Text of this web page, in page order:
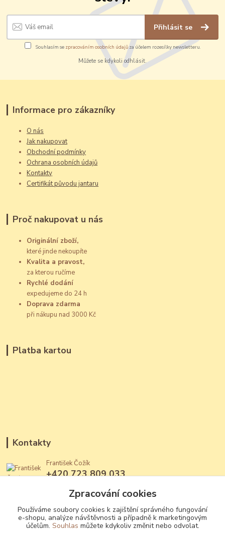
Přihlásit se
Souhlasím se zpracováním osobních údajůza účelem rozesílky newsletteru.
Můžete se kdykoli odhlásit.
Informace pro zákazníky
O nás
Jak nakupovat
Obchodní podmínky
Ochrana osobních údajů
Kontakty
Certifikát původu jantaru
Proč nakupovat u nás
Originální zboží,
které jinde nekoupíte
Kvalita a pravost,
za kterou ručíme
Rychlé dodání
expedujeme do 24 h
Doprava zdarma
při nákupu nad 3000 Kč
Platba kartou
Kontakty
František Čožík
+420 723 809 033
Zpracování cookies
Používáme soubory cookies k zajištění správného fungování
e-shopu, analýze návštěvnosti a případně k marketingovým
účelům. Souhlas můžete kdykoliv změnit nebo odvolat.